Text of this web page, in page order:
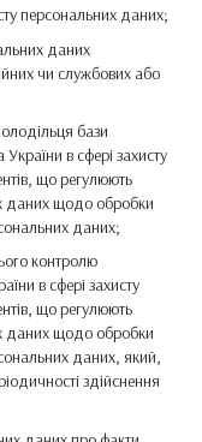
персональних даних;
даних
чи службових або
бази
в сфері захисту
що регулюють
даних щодо обробки
даних;
контролю
в сфері захисту
що регулюють
даних щодо обробки
даних, який,
здійснення